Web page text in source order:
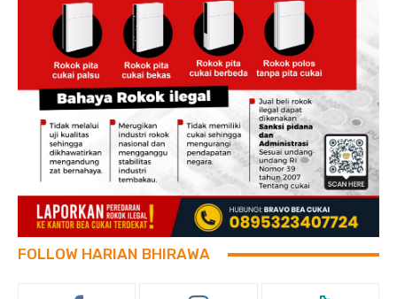
FOLLOW HARIAN BHIRAWA